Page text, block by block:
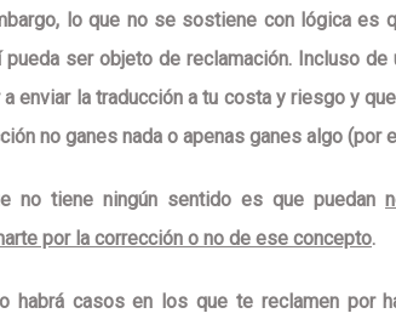
lo que no se sostiene con lógica es
pueda ser objeto de reclamación. Incluso de
enviar la traducción a tu costa y riesgo y
no ganes nada o apenas ganes algo (por
no tiene ningún sentido es que puedan
por la corrección o no de ese concepto.
habrá casos en los que te reclamen por